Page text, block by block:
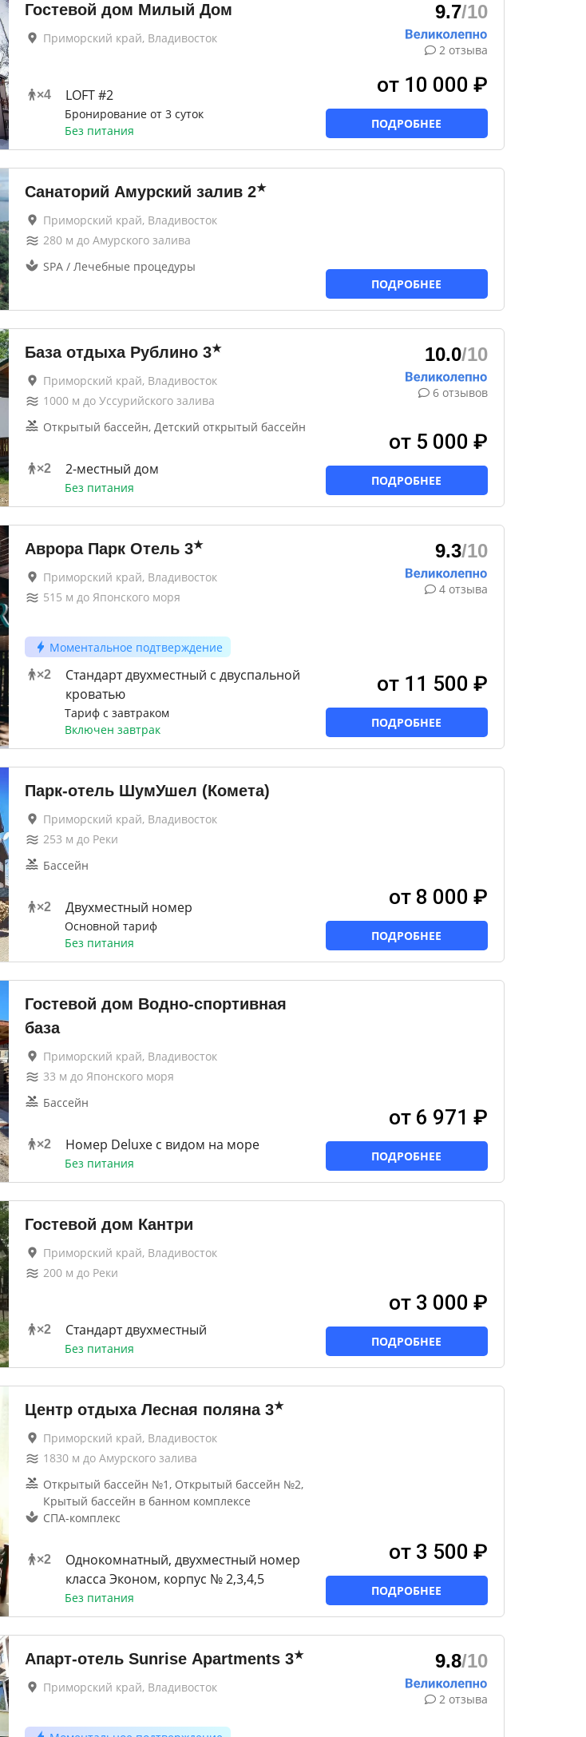
Гостевой дом Милый Дом
Приморский край, Владивосток
×4 LOFT #2
Бронирование от 3 суток
Без питания
9.7/10
2 отзыва
от 10 000 ₽
ПОДРОБНЕЕ
Санаторий Амурский залив 2★
Приморский край, Владивосток
280м до Амурского залива
SPA / Лечебные процедуры
ПОДРОБНЕЕ
База отдыха Рублино 3★
Приморский край, Владивосток
1000м до Уссурийского залива
Открытый бассейн, Детский открытый бассейн
×2 2-местный дом
Без питания
10.0/10
6 отзывов
от 5 000 ₽
ПОДРОБНЕЕ
Аврора Парк Отель 3★
Приморский край, Владивосток
515 м до Японского моря
Моментальное подтверждение
×2
Стандарт двухместный с двуспальной
кроватью
Тариф с завтраком
Включен завтрак
9.3/10
4 отзыва
от 11 500 ₽
ПОДРОБНЕЕ
Парк-отель ШумУшел (Комета)
Приморский край, Владивосток
253 м до Реки
Бассейн
×2 Двухместный номер
Основной тариф
Без питания
от 8 000 ₽
ПОДРОБНЕЕ
Гостевой дом Водно-спортивная
база
Приморский край, Владивосток
33 м до Японского моря
Бассейн
×2 Номер Deluxe с видом на море
Без питания
от 6 971 ₽
ПОДРОБНЕЕ
Гостевой дом Кантри
Приморский край, Владивосток
200м до Реки
×2 Стандарт двухместный
Без питания
от 3 000 ₽
ПОДРОБНЕЕ
Центр отдыха Лесная поляна 3★
Приморский край, Владивосток
1830м до Амурского залива
Открытый бассейн №1, Открытый бассейн №2,
Крытый бассейн в банном комплексе
СПА-комплекс
×2
Однокомнатный, двухместный номер
класса Эконом, корпус № 2,3,4,5
Без питания
от 3 500 ₽
ПОДРОБНЕЕ
Апарт-отель Sunrise Аpartments 3★
Приморский край, Владивосток
9.8/10
2 отзыва